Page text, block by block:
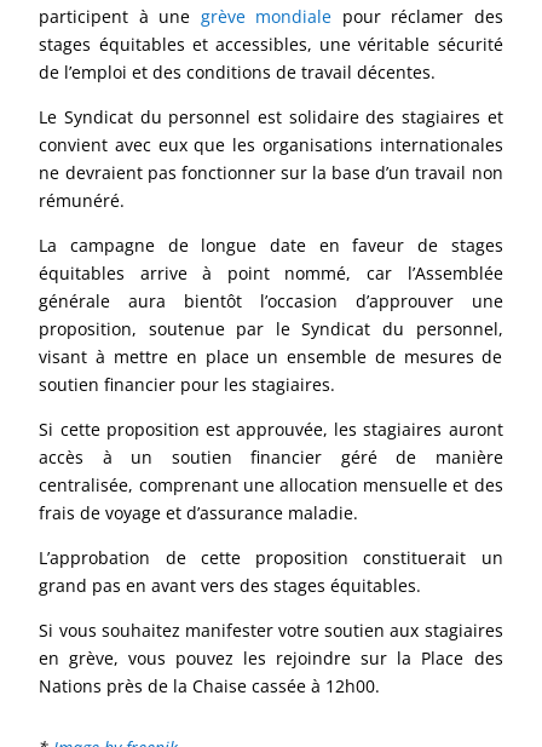
participent à une grève mondiale pour réclamer des
stages équitables et accessibles, une véritable sécurité
de l’emploi et des conditions de travail décentes.
Le Syndicat du personnel est solidaire des stagiaires et
convient avec eux que les organisations internationales
ne devraient pas fonctionner sur la base d’un travail non
rémunéré.
La campagne de longue date en faveur de stages
équitables arrive à point nommé, car l’Assemblée
générale aura bientôt l’occasion d’approuver une
proposition, soutenue par le Syndicat du personnel,
visant à mettre en place un ensemble de mesures de
soutien financier pour les stagiaires.
Si cette proposition est approuvée, les stagiaires auront
accès à un soutien financier géré de manière
centralisée, comprenant une allocation mensuelle et des
frais de voyage et d’assurance maladie.
L’approbation de cette proposition constituerait un
grand pas en avant vers des stages équitables.
Si vous souhaitez manifester votre soutien aux stagiaires
en grève, vous pouvez les rejoindre sur la Place des
Nations près de la Chaise cassée à 12h00.